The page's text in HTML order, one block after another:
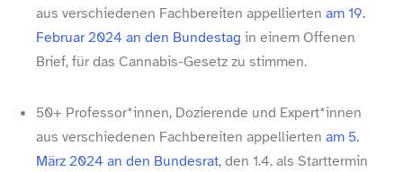
aus verschiedenen Fachbereiten appellierten am 19.
Februar 2024 an den Bundestag in einem Offenen
Brief, für das Cannabis-​Gesetz zu stimmen.
50+ Professor*innen, Dozierende und Expert*innen
aus verschiedenen Fachbereiten appellierten am 5.
März 2024 an den Bundesrat, den 1.4. als Starttermin